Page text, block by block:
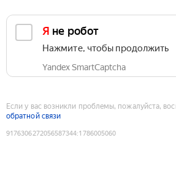
Я не робот
Нажмите, чтобы продолжить
Yandex SmartCaptcha
Если у вас возникли проблемы, пожалуйста,
обратной связи
9176306272056587344:1786005060